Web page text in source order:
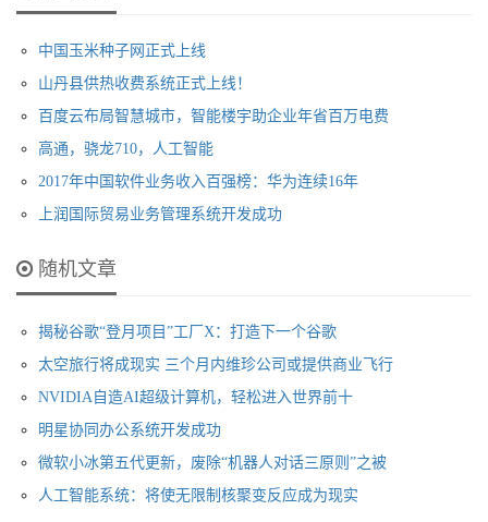
中国玉米种子网正式上线
山丹县供热收费系统正式上线！
百度云布局智慧城市，智能楼宇助企业年省百万电费
高通，骁龙710，人工智能
2017年中国软件业务收入百强榜：华为连续16年
上润国际贸易业务管理系统开发成功
随机文章
揭秘谷歌“登月项目”工厂X：打造下一个谷歌
太空旅行将成现实 三个月内维珍公司或提供商业飞行
NVIDIA自造AI超级计算机，轻松进入世界前十
明星协同办公系统开发成功
微软小冰第五代更新，废除“机器人对话三原则”之被
人工智能系统：将使无限制核聚变反应成为现实